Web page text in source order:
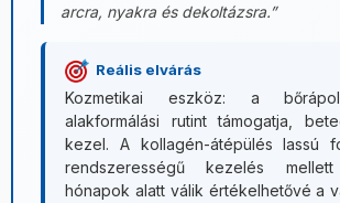
arcra, nyakra és dekoltázsra.”
Reális elvárás
Kozmetikai eszköz: a
alakformálási rutint támogatja,
kezel. A kollagén-átépülés lassú
rendszerességű kezelés mellett
hónapok alatt válik értékelhetővé a